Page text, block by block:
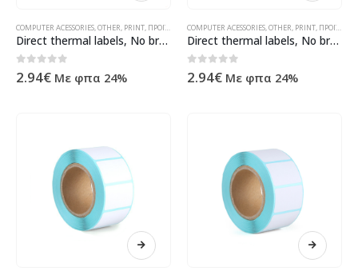
COMPUTER ACESSORIES,OTHER, PRINT, ΠΡΟΪΌΝΤΑ ΠΛΗΡΟΦΟΡΙΚΉΣ - ΚΙΝΗΤΉΣ ΤΗΛΕΦΩΝΊΑΣ - ΗΛΕΚΤΡΟΝΙΚΆ
Direct thermal labels, No brand, 50x30mm, 800 pcs, White – 71201
0out of 5
2.94€ Με φπα 24%
COMPUTER ACESSORIES,OTHER, PRINT, ΠΡΟΪΌΝΤΑ ΠΛΗΡΟΦΟΡΙΚΉΣ - ΚΙΝΗΤΉΣ ΤΗΛΕΦΩΝΊΑΣ - ΗΛΕΚΤΡΟΝΙΚΆ
Direct thermal labels, No brand, 50x25mm, 1000 pcs, White – 71200
0out of 5
2.94€ Με φπα 24%